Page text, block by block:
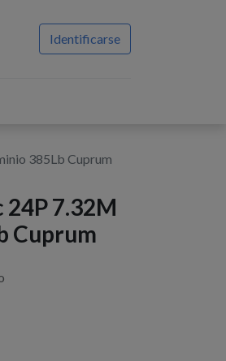
Identificarse
385Lb Cuprum
24P 7.32M
Cuprum